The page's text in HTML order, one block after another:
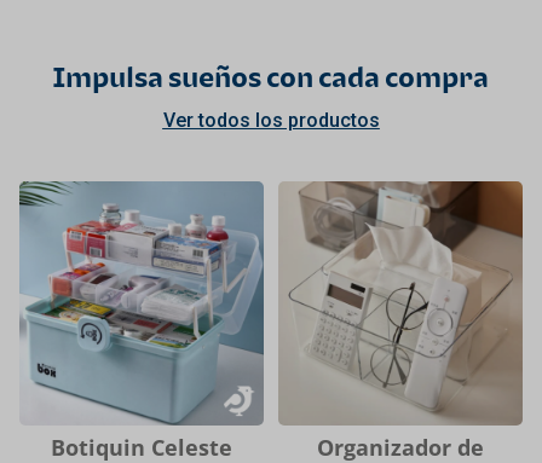
Impulsa sueños con cada compra
Ver todos los productos
Botiquin Celeste
Organizador de